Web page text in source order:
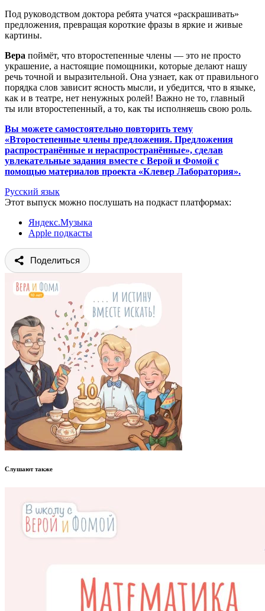
Под руководством доктора ребята учатся «раскрашивать»
предложения, превращая короткие фразы в яркие и живые
картины.
Вера поймёт, что второстепенные члены — это не просто
украшение, а настоящие помощники, которые делают нашу
речь точной и выразительной. Она узнает, как от правильного
порядка слов зависит ясность мысли, и убедится, что в языке,
как и в театре, нет ненужных ролей! Важно не то, главный
ты или второстепенный, а то, как ты исполняешь свою роль.
Вы можете самостоятельно повторить тему
«Второстепенные члены предложения. Предложения
распространённые и нераспространённые», сделав
увлекательные задания вместе с Верой и Фомой с
помощью материалов проекта «Клевер Лаборатория».
Русский язык
Этот выпуск можно послушать на подкаст платформах:
Яндекс.Музыка
Apple подкасты
Поделиться
Слушают также